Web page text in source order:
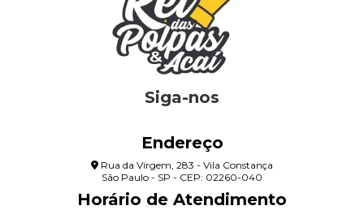
Siga-nos
Endereço
Rua da Virgem, 283 - Vila Constança
São Paulo - SP - CEP: 02260-040
Horário de Atendimento